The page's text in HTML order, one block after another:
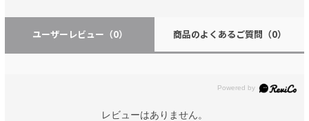
ユーザーレビュー （0） 商品のよくあるご質問 （0）
レビューはありません。